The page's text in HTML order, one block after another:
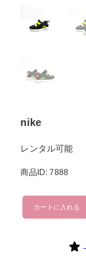
nike
レンタル可能
商品ID: 7888
nike
個
カートに入れる